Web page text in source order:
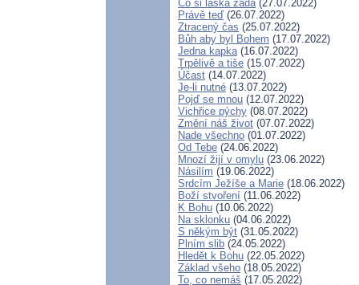
Co si láska žádá(27.07.2022)
Právě teď (26.07.2022)
Ztracený čas (25.07.2022)
Bůh aby byl Bohem (17.07.2022)
Jedna kapka(16.07.2022)
Trpělivě a tiše (15.07.2022)
Účast (14.07.2022)
Je-li nutné (13.07.2022)
Pojď se mnou (12.07.2022)
Vichřice pýchy (08.07.2022)
Změní náš život (07.07.2022)
Nade všechno (01.07.2022)
Od Tebe (24.06.2022)
Mnozí žijí v omylu (23.06.2022)
Násilím (19.06.2022)
Srdcím Ježíše a Marie (18.06.2022)
Boží stvoření (11.06.2022)
K Bohu (10.06.2022)
Na sklonku (04.06.2022)
S někým být (31.05.2022)
Plním slib (24.05.2022)
Hledět k Bohu (22.05.2022)
Základ všeho (18.05.2022)
To, co nemáš (17.05.2022)